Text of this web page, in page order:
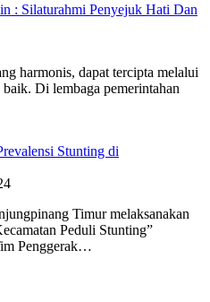
: Silaturahmi Penyejuk Hati Dan
harmonis, dapat tercipta melalui
Di lembaga pemerintahan
Stunting di
Timur melaksanakan
Peduli Stunting”
Penggerak…